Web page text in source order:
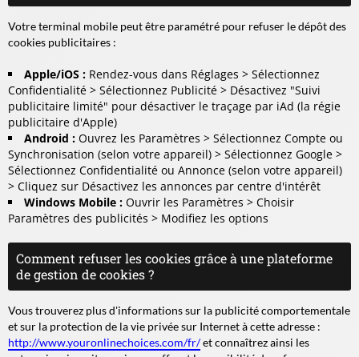
Votre terminal mobile peut être paramétré pour refuser le dépôt des
cookies publicitaires :
Apple/iOS : Rendez-vous dans Réglages > Sélectionnez
Confidentialité > Sélectionnez Publicité > Désactivez "Suivi
publicitaire limité" pour désactiver le traçage par iAd (la régie
publicitaire d'Apple)
Android : Ouvrez les Paramètres > Sélectionnez Compte ou
Synchronisation (selon votre appareil) > Sélectionnez Google >
Sélectionnez Confidentialité ou Annonce (selon votre appareil)
> Cliquez sur Désactivez les annonces par centre d'intérêt
Windows Mobile : Ouvrir les Paramètres > Choisir
Paramètres des publicités > Modifiez les options
Comment refuser les cookies grâce à une plateforme
de gestion de cookies ?
Vous trouverez plus d'informations sur la publicité comportementale
et sur la protection de la vie privée sur Internet à cette adresse :
http://www.youronlinechoices.com/fr/et connaîtrez ainsi les